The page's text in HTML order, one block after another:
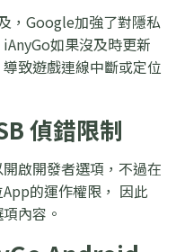
，Google加強了對隱私
如果沒及時更新
致遊戲連線中斷或定位
偵錯限制
啟開發者選項，不過在
的運作權限， 因此
內容。